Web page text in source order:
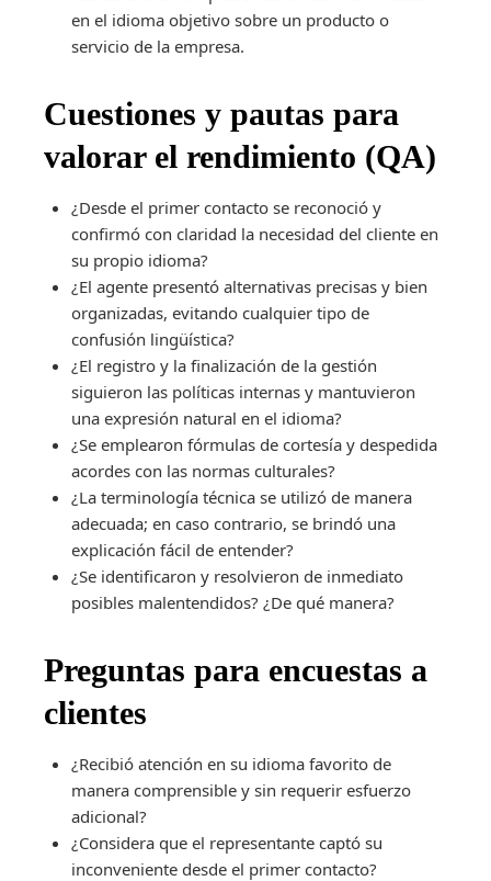
en el idioma objetivo sobre un producto o
servicio de la empresa.
Cuestiones y pautas para
valorar el rendimiento (QA)
¿Desde el primer contacto se reconoció y
confirmó con claridad la necesidad del cliente en
su propio idioma?
¿El agente presentó alternativas precisas y bien
organizadas, evitando cualquier tipo de
confusión lingüística?
¿El registro y la finalización de la gestión
siguieron las políticas internas y mantuvieron
una expresión natural en el idioma?
¿Se emplearon fórmulas de cortesía y despedida
acordes con las normas culturales?
¿La terminología técnica se utilizó de manera
adecuada; en caso contrario, se brindó una
explicación fácil de entender?
¿Se identificaron y resolvieron de inmediato
posibles malentendidos? ¿De qué manera?
Preguntas para encuestas a
clientes
¿Recibió atención en su idioma favorito de
manera comprensible y sin requerir esfuerzo
adicional?
¿Considera que el representante captó su
inconveniente desde el primer contacto?